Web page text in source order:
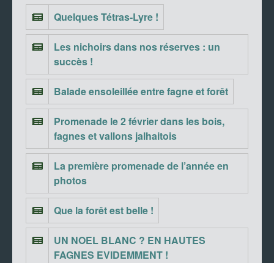
Quelques Tétras-Lyre !
Les nichoirs dans nos réserves : un
succès !
Balade ensoleillée entre fagne et forêt
Promenade le 2 février dans les bois,
fagnes et vallons jalhaitois
La première promenade de l’année en
photos
Que la forêt est belle !
UN NOEL BLANC ? EN HAUTES
FAGNES EVIDEMMENT !